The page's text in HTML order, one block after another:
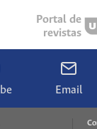
Portal de
revistas
Email